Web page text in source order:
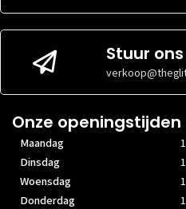
Stuur
Onze openingstijden
Maandag
Dinsdag
Woensdag
Donderdag